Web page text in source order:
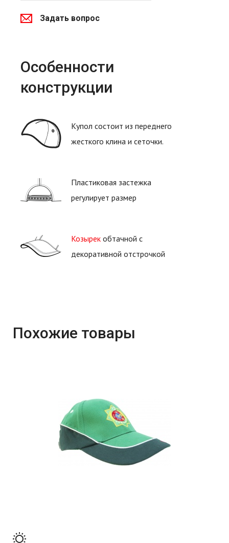
Задать вопрос
Особенности
конструкции
Купол состоит из переднего
жесткого клина и сеточки.
Пластиковая застежка
регулирует размер
Козырек обтачной с
декоративной отстрочкой
Похожие товары